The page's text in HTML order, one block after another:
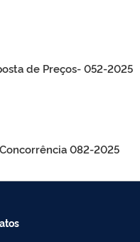
de Preços- 052-2025
082-2025